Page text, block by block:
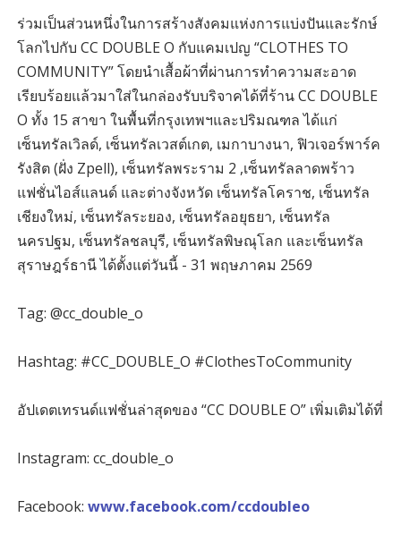
ร่วมเป็นส่วนหนึ่งในการสร้างสังคมแห่งการแบ่งปันและรักษ์
โลกไปกับ CC DOUBLE O กับแคมเปญ “CLOTHES TO
COMMUNITY” โดยนำเสื้อผ้าที่ผ่านการทำความสะอาด
เรียบร้อยแล้วมาใส่ในกล่องรับบริจาคได้ที่ร้าน CC DOUBLE
O ทั้ง 15 สาขา ในพื้นที่กรุงเทพฯและปริมณฑล ได้แก่
เซ็นทรัลเวิลด์, เซ็นทรัลเวสต์เกต, เมกาบางนา, ฟิวเจอร์พาร์ค
รังสิต (ฝั่ง Zpell), เซ็นทรัลพระราม 2 ,เซ็นทรัลลาดพร้าว
แฟชั่นไอส์แลนด์ และต่างจังหวัด เซ็นทรัลโคราช, เซ็นทรัล
เชียงใหม่, เซ็นทรัลระยอง, เซ็นทรัลอยุธยา, เซ็นทรัล
นครปฐม, เซ็นทรัลชลบุรี, เซ็นทรัลพิษณุโลก และเซ็นทรัล
สุราษฎร์ธานี ได้ตั้งแต่วันนี้ - 31 พฤษภาคม 2569
Tag: @cc_double_o
Hashtag: #CC_DOUBLE_O #ClothesToCommunity
อัปเดตเทรนด์แฟชั่นล่าสุดของ “CC DOUBLE O” เพิ่มเติมได้ที่
Instagram: cc_double_o
Facebook: www.facebook.com/ccdoubleo